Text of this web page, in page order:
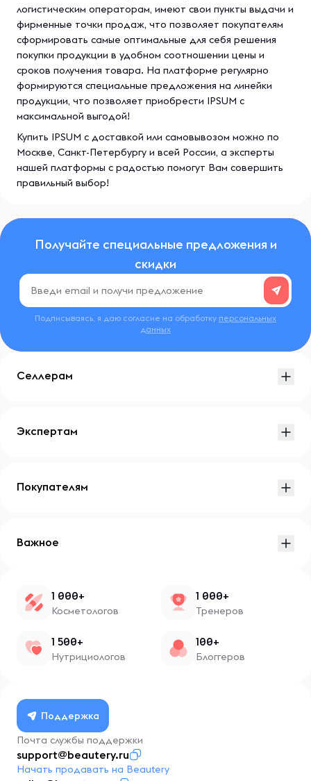
логистическим операторам, имеют свои пункты выдачи и
фирменные точки продаж, что позволяет покупателям
сформировать самые оптимальные для себя решения
покупки продукции в удобном соотношении цены и
сроков получения товара. На платформе регулярно
формируются специальные предложения на линейки
продукции, что позволяет приобрести IPSUM с
максимальной выгодой!
Купить IPSUM с доставкой или самовывозом можно по
Москве, Санкт-Петербургу и всей России, а эксперты
нашей платформы с радостью помогут Вам совершить
правильный выбор!
Получайте специальные предложения и
скидки
Подписываясь, я даю согласие на обработку персональных
данных
Селлерам
Экспертам
Покупателям
Важное
1 000+
Косметологов
1 000+
Тренеров
1 500+
Нутрициологов
100+
Блоггеров
Поддержка
Почта службы поддержки
support@beautery.ru
Начать продавать на Beautery